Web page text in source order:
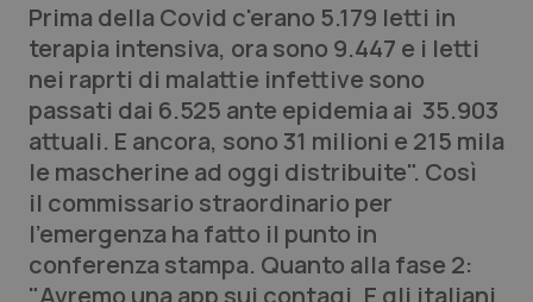
Abruzzo
Basilicata
Calabria
Campania
Emilia-Romagna
QS Pro Gold
Artrite & artrosi
Asma & BPCO
Car-T
Colesterolo & coronaropatie
QS Club Newsletter
Prima della Covid c'erano 5.179 letti in
terapia intensiva, ora sono 9.447 e i letti
nei raprti di malattie infettive sono
passati dai 6.525 ante epidemia ai 35.903
attuali. E ancora, sono 31 milioni e 215 mila
le mascherine ad oggi distribuite". Così
il commissario straordinario per
l'emergenza ha fatto il punto in
conferenza stampa. Quanto alla fase 2:
"Avremo una app sui contagi. E gli italiani